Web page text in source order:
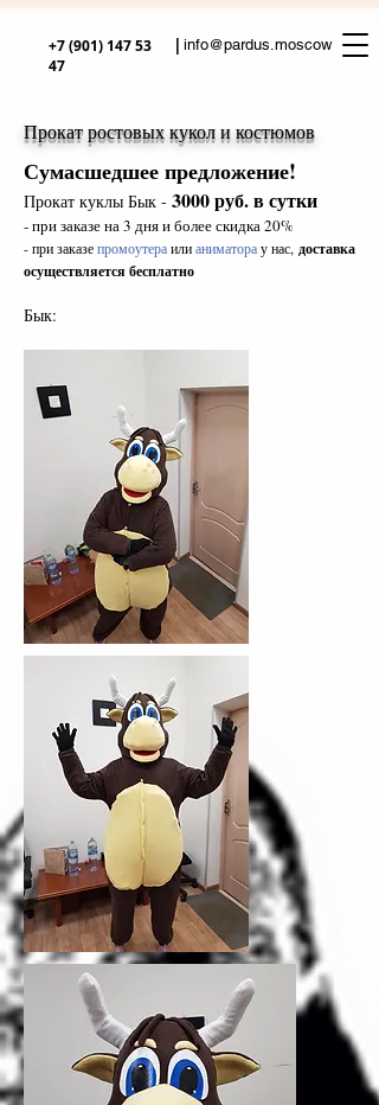
+7 (901) 147 53
47
| info@pardus.moscow
Прокат ростовых кукол и костюмов
Сумасшедшее предложение!
Прокат куклы Бык - 3000 руб. в сутки
- при заказе на 3 дня и более скидка 20%
- при заказепромоутераилианиматорау нас, доставка
осуществляется бесплатно
Бык: